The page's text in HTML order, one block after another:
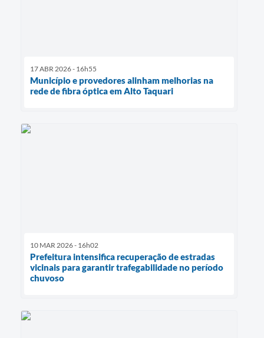
17 ABR 2026 - 16h55
Município e provedores alinham melhorias na
rede de fibra óptica em Alto Taquari
10 MAR 2026 - 16h02
Prefeitura intensifica recuperação de estradas
vicinais para garantir trafegabilidade no período
chuvoso